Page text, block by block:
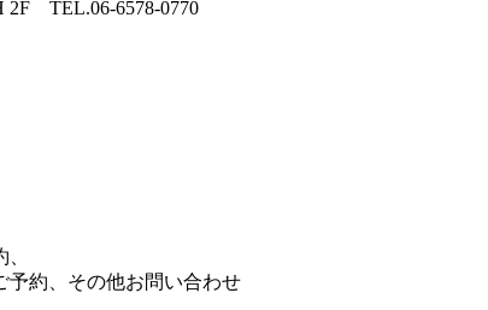
2F TEL.06-6578-0770
予約、その他お問い合わせ